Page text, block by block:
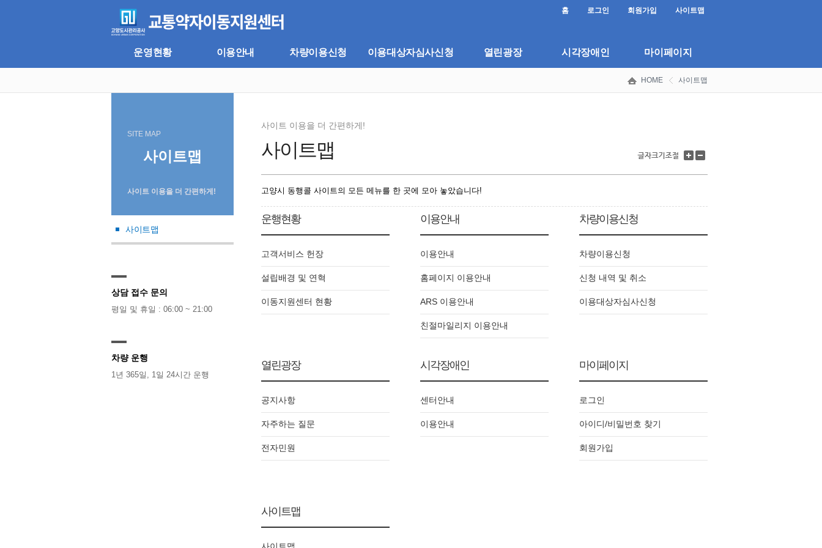
뉴
바
기
바
로
홈 로그인 회원가입 사이트맵
운영현황 이용안내 차량이용신청 이용대상자심사신청 열린광장 시각장애인 마이페이지
HOME 사이트맵
사이트맵
SITE MAP
사이트 이용을 더 간편하게!
사이트맵
상담 접수 문의
평일 및 휴일 : 06:00 ~ 21:00
차량 운행
1년 365일, 1일 24시간 운행
사이트맵
사이트 이용을 더 간편하게!
크 크
고양시 동행콜 사이트의 모든 메뉴를 한 곳에 모아 놓았습니다!
운행현황
고객서비스 헌장
설립배경 및 연혁
이동지원센터 현황
이용안내
이용안내
홈페이지 이용안내
ARS 이용안내
친절마일리지 이용안내
차량이용신청
차량이용신청
신청 내역 및 취소
이용대상자심사신청
열린광장
공지사항
자주하는 질문
전자민원
시각장애인
센터안내
이용안내
마이페이지
로그인
아이디/비밀번호 찾기
회원가입
사이트맵